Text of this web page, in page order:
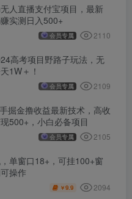
无人直播支付宝项目，最新
实测日入500+
会员专属 2110
高考项目野路子玩法，无
1W＋！
会员专属 2109
掘金撸收益最新技术，高收
500+，小白必备项目
会员专属 2105
单窗口18+，可挂100+窗
操作
￥9.9 2094